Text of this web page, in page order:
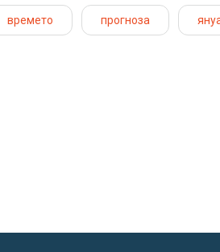
времето прогноза